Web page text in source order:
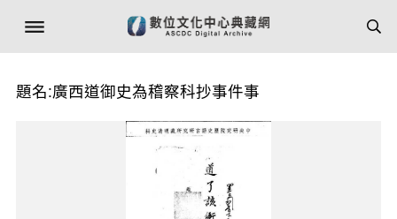
題名:廣西道御史為稽察科抄事件事